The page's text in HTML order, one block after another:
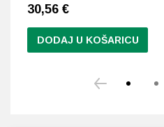
30,56 €
DODAJ U KOŠARICU